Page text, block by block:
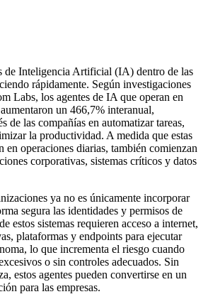
de Inteligencia Artificial (IA) dentro de las
rápidamente. Según investigaciones
Labs, los agentes de IA que operan en
un 466,7% interanual,
de las compañías en automatizar tareas,
la productividad. A medida que estas
en operaciones diarias, también comienzan
corporativas, sistemas críticos y datos
ya no es únicamente incorporar
segura las identidades y permisos de
estos sistemas requieren acceso a internet,
plataformas y endpoints para ejecutar
lo que incrementa el riesgo cuando
o sin controles adecuados. Sin
estos agentes pueden convertirse en un
para las empresas.